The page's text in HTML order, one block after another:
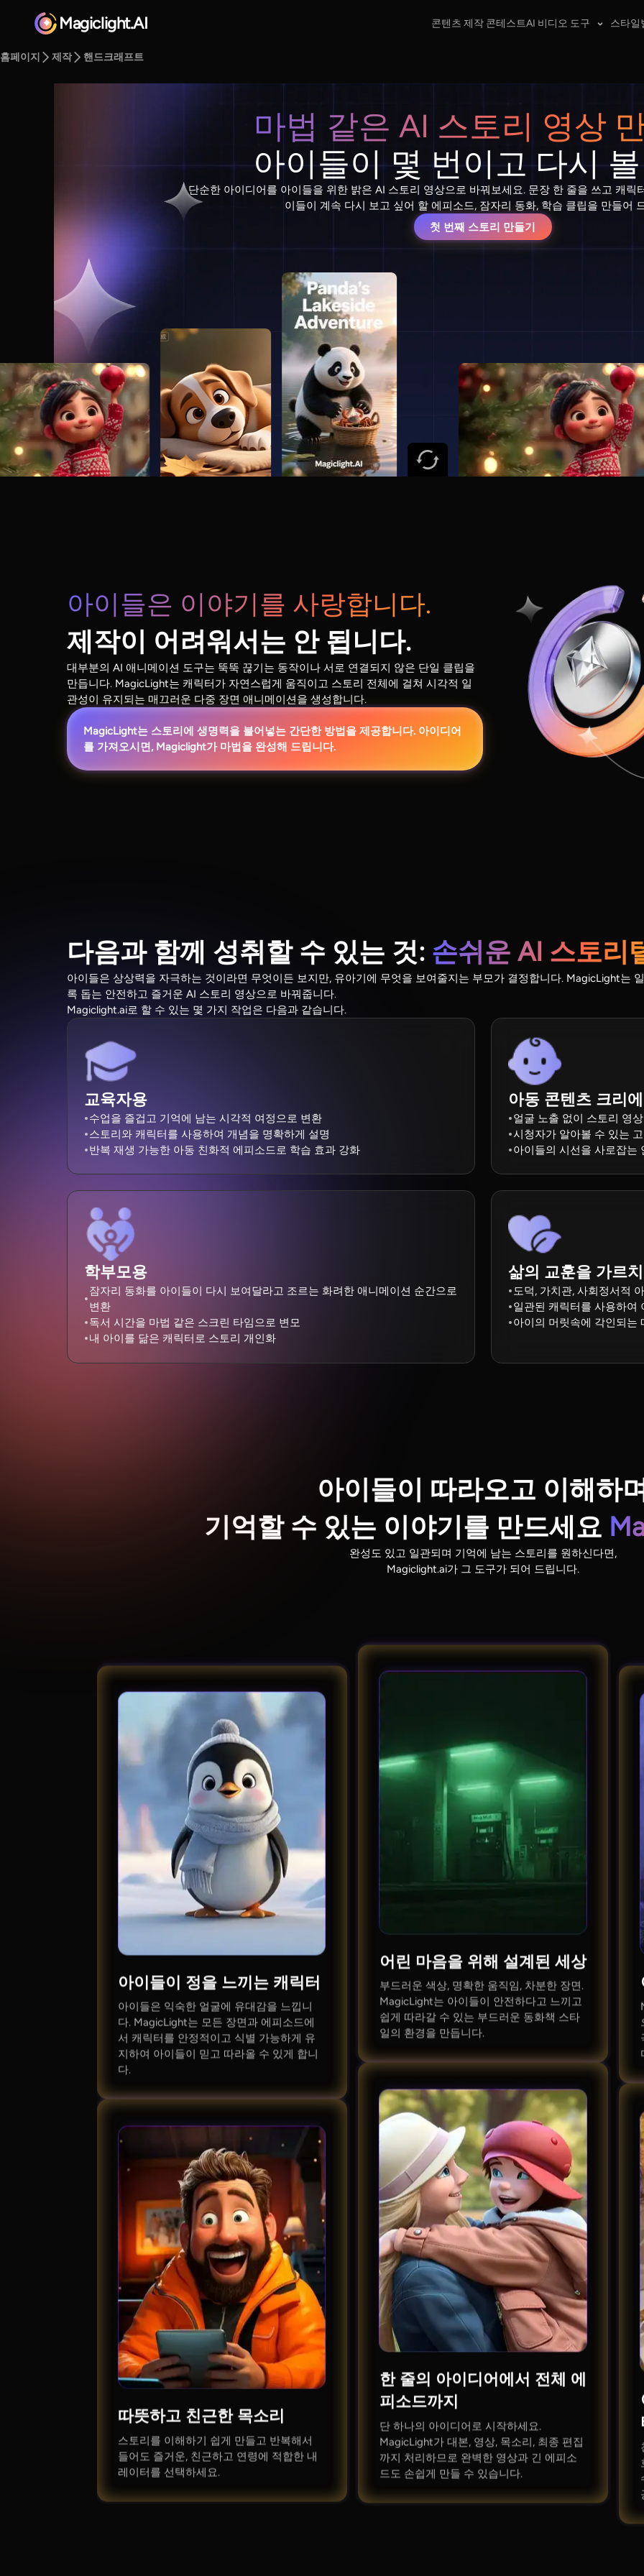
Magiclight.AI 콘텐츠 제작 콘테스트AI 비디오 도구 스타일
홈페이지 제작 핸드크래프트
마법 같은 AI 스토리 영상
아이들이 몇 번이고 다시
단순한 아이디어를 아이들을 위한 밝은 AI 스토리 영상으로 바꿔보세요. 문장 한 줄을 쓰고 캐릭
이들이 계속 다시 보고 싶어 할 에피소드, 잠자리 동화, 학습 클립을 만들어
첫 번째 스토리 만들기
아이들은 이야기를 사랑합니다.
제작이 어려워서는 안 됩니다.
대부분의 AI 애니메이션 도구는 뚝뚝 끊기는 동작이나 서로 연결되지 않은 단일 클립을
만듭니다. MagicLight는 캐릭터가 자연스럽게 움직이고 스토리 전체에 걸쳐 시각적 일
관성이 유지되는 매끄러운 다중 장면 애니메이션을 생성합니다.
MagicLight는 스토리에 생명력을 불어넣는 간단한 방법을 제공합니다. 아이디어
를 가져오시면, Magiclight가 마법을 완성해 드립니다.
다음과 함께 성취할 수 있는 것: 손쉬운 AI 스토리
아이들은 상상력을 자극하는 것이라면 무엇이든 보지만, 유아기에 무엇을 보여줄지는 부모가 결정합니다. MagicLight는
록 돕는 안전하고 즐거운 AI 스토리 영상으로 바꿔줍니다.
Magiclight.ai로 할 수 있는 몇 가지 작업은 다음과 같습니다.
교육자용
수업을 즐겁고 기억에 남는 시각적 여정으로 변환
스토리와 캐릭터를 사용하여 개념을 명확하게 설명
반복 재생 가능한 아동 친화적 에피소드로 학습 효과 강화
아동 콘텐츠 크리
얼굴 노출 없이 스토리 영
시청자가 알아볼 수 있는
아이들의 시선을 사로잡는
학부모용
잠자리 동화를 아이들이 다시 보여달라고 조르는 화려한 애니메이션 순간으로
변환
독서 시간을 마법 같은 스크린 타임으로 변모
내 아이를 닮은 캐릭터로 스토리 개인화
삶의 교훈을 가르
도덕, 가치관, 사회정서적
일관된 캐릭터를 사용하여
아이의 머릿속에 각인되는
아이들이 따라오고 이해하
기억할 수 있는 이야기를 만드세요
완성도 있고 일관되며 기억에 남는 스토리를 원하신다면,
Magiclight.ai가 그 도구가 되어 드립니다.
아이들이 정을 느끼는 캐릭터
아이들은 익숙한 얼굴에 유대감을 느낍니
다. MagicLight는 모든 장면과 에피소드에
서 캐릭터를 안정적이고 식별 가능하게 유
지하여 아이들이 믿고 따라올 수 있게 합니
다.
따뜻하고 친근한 목소리
스토리를 이해하기 쉽게 만들고 반복해서
들어도 즐거운, 친근하고 연령에 적합한 내
레이터를 선택하세요.
어린 마음을 위해 설계된 세상
부드러운 색상, 명확한 움직임, 차분한 장면.
MagicLight는 아이들이 안전하다고 느끼고
쉽게 따라갈 수 있는 부드러운 동화책 스타
일의 환경을 만듭니다.
한 줄의 아이디어에서 전체 에
피소드까지
단 하나의 아이디어로 시작하세요.
MagicLight가 대본, 영상, 목소리, 최종 편집
까지 처리하므로 완벽한 영상과 긴 에피소
드도 손쉽게 만들 수 있습니다.